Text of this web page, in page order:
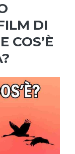
DI
COS’È